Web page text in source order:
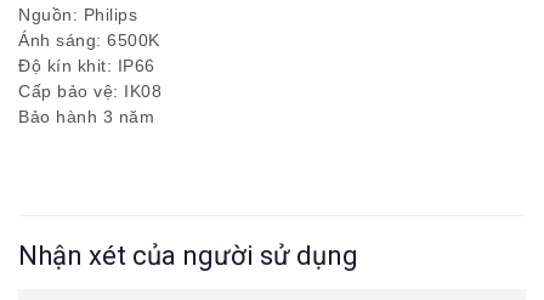
Nguồn: Philips
Ánh sáng: 6500K
Độ kín khit: IP66
Cấp bảo vệ: IK08
Bảo hành 3 năm
Nhận xét của người sử dụng